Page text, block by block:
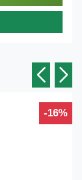
-16%